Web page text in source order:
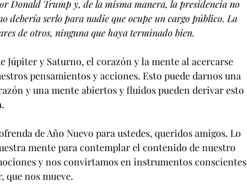
Donald Trump y, de la misma manera, la presidencia no
debería serlo para nadie que ocupe un cargo público. La
de otros, ninguna que haya terminado bien.
y Saturno, el corazón y la mente al acercarse
pensamientos y acciones. Esto puede darnos una
y una mente abiertos y fluidos pueden derivar esto
de Año Nuevo para ustedes, queridos amigos. Lo
mente para contemplar el contenido de nuestro
y nos convirtamos en instrumentos conscientes
que nos mueve.